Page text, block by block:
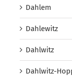
Dahlem
Dahlewitz
Dahlwitz
Dahlwitz-